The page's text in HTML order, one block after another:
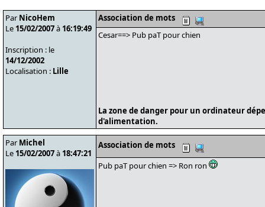
Par NicoHem
Le 15/02/2007à 16:19:49
Inscription : le
14/12/2002
Localisation : Lille
Association de mots
Cesar==> Pub paT pour chien
La zone de danger pour un ordinateur
d'alimentation.
Par Michel
Le 15/02/2007à 18:47:21
Association de mots
Pub paT pour chien => Ron ron